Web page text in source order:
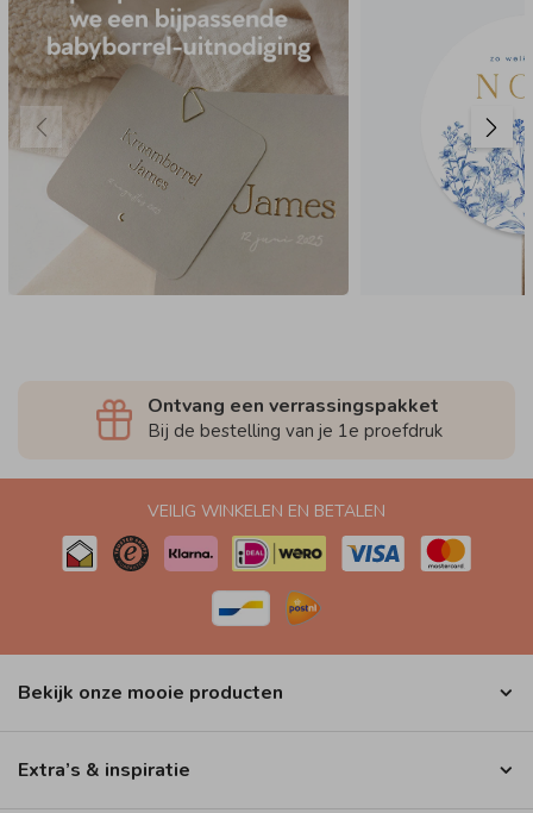
Ontvang een verrassingspakket
Bij de bestelling van je 1e proefdruk
VEILIG WINKELEN EN BETALEN
Bekijk onze mooie producten
Extra’s & inspiratie